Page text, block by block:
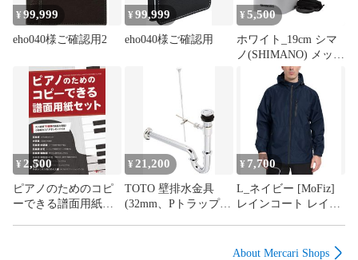
¥99,999
eho040様ご確認用2
¥99,999
eho040様ご確認用
¥ 5,500
ホワイト_19cm シマ
ノ(SHIMANO) メッシ
ュ水汲みバッカン
BK-001X ホワイト
19cm
¥ 2,500
ピアノのためのコピ
ーできる譜面用紙セ
¥ 21,200
TOTO 壁排水金具
(32mm、Pトラップ、
¥ 7,700
L_ネイビー [MoFiz]
レインコート レイン
透湿 防風 作業着 作
About Mercari Shops